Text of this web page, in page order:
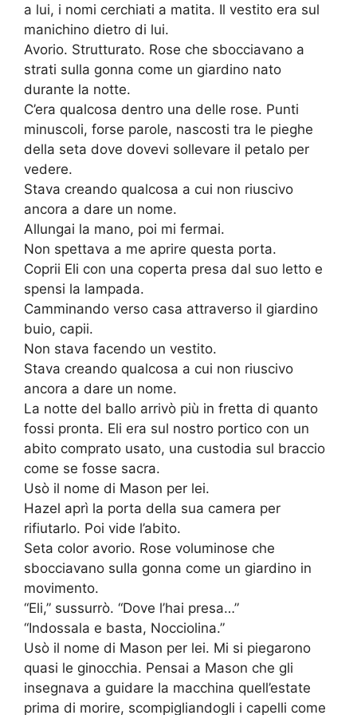
a lui, i nomi cerchiati a matita. Il vestito era sul
manichino dietro di lui.
Avorio. Strutturato. Rose che sbocciavano a
strati sulla gonna come un giardino nato
durante la notte.
C’era qualcosa dentro una delle rose. Punti
minuscoli, forse parole, nascosti tra le pieghe
della seta dove dovevi sollevare il petalo per
vedere.
Stava creando qualcosa a cui non riuscivo
ancora a dare un nome.
Allungai la mano, poi mi fermai.
Non spettava a me aprire questa porta.
Coprii Eli con una coperta presa dal suo letto e
spensi la lampada.
Camminando verso casa attraverso il giardino
buio, capii.
Non stava facendo un vestito.
Stava creando qualcosa a cui non riuscivo
ancora a dare un nome.
La notte del ballo arrivò più in fretta di quanto
fossi pronta. Eli era sul nostro portico con un
abito comprato usato, una custodia sul braccio
come se fosse sacra.
Usò il nome di Mason per lei.
Hazel aprì la porta della sua camera per
rifiutarlo. Poi vide l’abito.
Seta color avorio. Rose voluminose che
sbocciavano sulla gonna come un giardino in
movimento.
“Eli,” sussurrò. “Dove l’hai presa…”
“Indossala e basta, Nocciolina.”
Usò il nome di Mason per lei. Mi si piegarono
quasi le ginocchia. Pensai a Mason che gli
insegnava a guidare la macchina quell’estate
prima di morire, scompigliandogli i capelli come